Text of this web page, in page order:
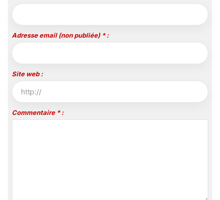
Adresse email (non publiée) * :
Site web :
Commentaire * :